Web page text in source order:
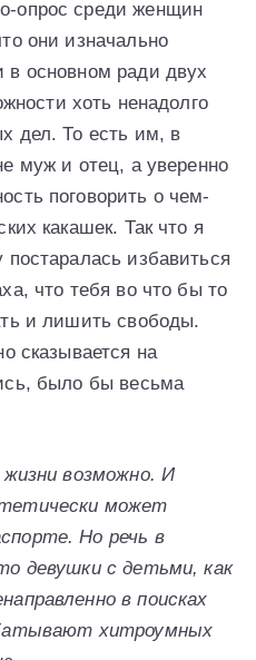
опрос среди женщин
они изначально
в основном ради двух
хоть ненадолго
дел. То есть им, в
муж и отец, а уверенно
поговорить о чем-
какашек. Так что я
избавиться
что тебя во что бы то
и лишить свободы.
сказывается на
было бы весьма
возможно. И
может
Но речь в
девушки с детьми, как
в поисках
хитроумных